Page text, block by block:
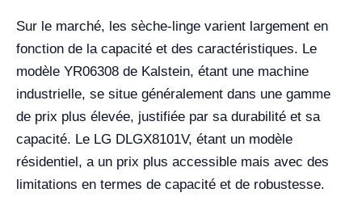
Sur le marché, les sèche-linge varient largement en
fonction de la capacité et des caractéristiques. Le
modèle YR06308 de Kalstein, étant une machine
industrielle, se situe généralement dans une gamme
de prix plus élevée, justifiée par sa durabilité et sa
capacité. Le LG DLGX8101V, étant un modèle
résidentiel, a un prix plus accessible mais avec des
limitations en termes de capacité et de robustesse.